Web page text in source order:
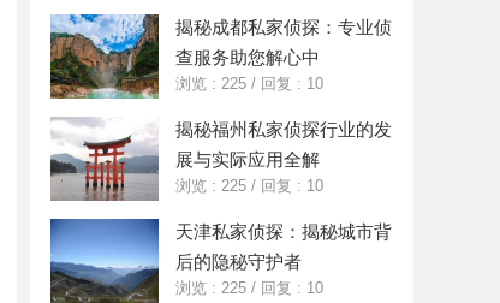
揭秘成都私家侦探：专业侦
查服务助您解心中
浏览 : 225 / 回复 : 10
揭秘福州私家侦探行业的发
展与实际应用全解
浏览 : 225 / 回复 : 10
天津私家侦探：揭秘城市背
后的隐秘守护者
浏览 : 225 / 回复 : 10